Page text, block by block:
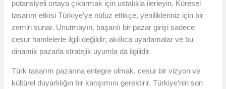
potansiyeli ortaya çıkarmak için ustalıkla ilerleyin. Küresel
tasarım etkisi Türkiye’ye nüfuz ettikçe, yenilikleriniz için bir
zemin sunar. Unutmayın, başarılı bir pazar girişi sadece
cesur hamlelerle ilgili değildir; akıllıca uyarlamalar ve bu
dinamik pazarla stratejik uyumla da ilgilidir.
Türk tasarım pazarına entegre olmak, cesur bir vizyon ve
kültürel duyarlılığın bir karışımını gerektirir. Türkiye’nin son